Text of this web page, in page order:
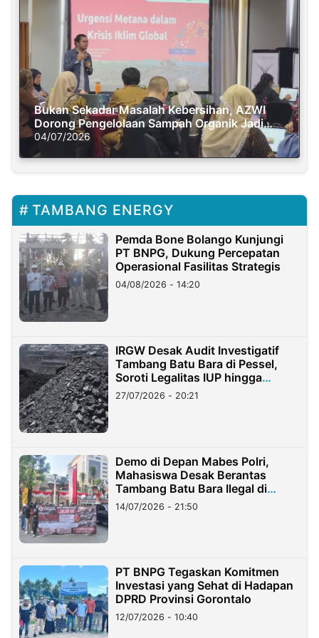
Bukan Sekadar Masalah Kebersihan, AZWI
Dorong Pengelolaan Sampah Organik Jadi
Solusi Krisis Iklim
04/07/2026
TAMBANG ENERGY
Pemda Bone Bolango Kunjungi
PT BNPG, Dukung Percepatan
Operasional Fasilitas Strategis
04/08/2026 - 14:20
IRGW Desak Audit Investigatif
Tambang Batu Bara di Pessel,
Soroti Legalitas IUP hingga
Stockpile
27/07/2026 - 20:21
Demo di Depan Mabes Polri,
Mahasiswa Desak Berantas
Tambang Batu Bara Ilegal di
Lampung
14/07/2026 - 21:50
PT BNPG Tegaskan Komitmen
Investasi yang Sehat di Hadapan
DPRD Provinsi Gorontalo
12/07/2026 - 10:40